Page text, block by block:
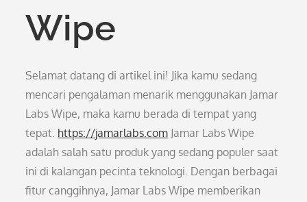
Wipe
Selamat datang di artikel ini! Jika kamu sedang
mencari pengalaman menarik menggunakan Jamar
Labs Wipe, maka kamu berada di tempat yang
tepat. https://jamarlabs.com Jamar Labs Wipe
adalah salah satu produk yang sedang populer saat
ini di kalangan pecinta teknologi. Dengan berbagai
fitur canggihnya, Jamar Labs Wipe memberikan